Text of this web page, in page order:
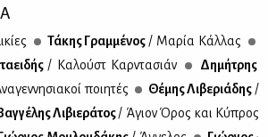
Τά­κης Γραμ­μέ­νος / Μα­ρία Κάλ­λας
/ Κα­λούστ Καρ­ντα­σιάν
Δη­μή­τρης
ποι­η­τές Θέ­μης Λι­βε­ριά­δης /
Βαγ­γέ­λης Λι­βιε­ρά­τος/ Άγιον Όρος και Κύ­προς